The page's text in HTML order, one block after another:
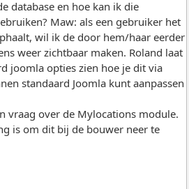
database en hoe kan ik die
Maw: als een gebruiker het
wil ik de door hem/haar eerder
weer zichtbaar maken. Roland laat
joomla opties zien hoe je dit via
standaard Joomla kunt aanpassen
vraag over de Mylocations module.
is om dit bij de bouwer neer te